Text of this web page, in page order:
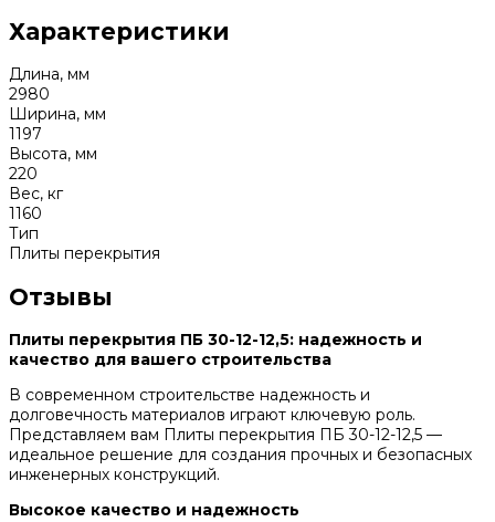
Характеристики
Длина, мм
2980
Ширина, мм
1197
Высота, мм
220
Вес, кг
1160
Тип
Плиты перекрытия
Отзывы
Плиты перекрытия ПБ 30-12-12,5: надежность и
качество для вашего строительства
В современном строительстве надежность и
долговечность материалов играют ключевую роль.
Представляем вам Плиты перекрытия ПБ 30-12-12,5 —
идеальное решение для создания прочных и безопасных
инженерных конструкций.
Высокое качество и надежность